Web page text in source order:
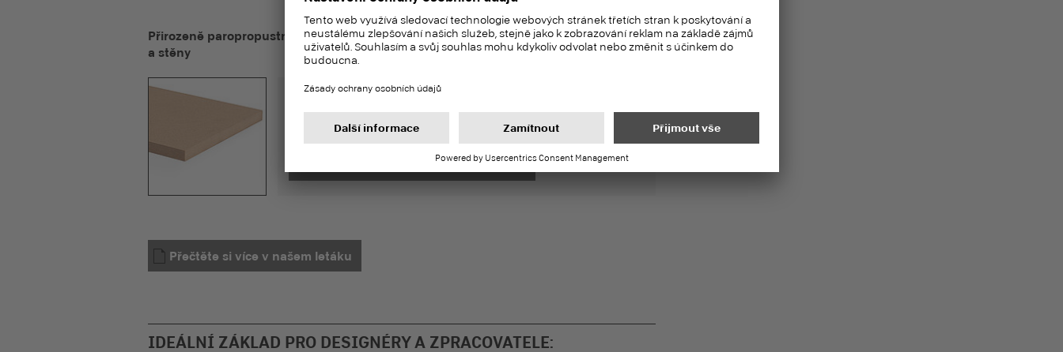
Přirozeně paropropustné: desky ze dřevovláknitých desek střední hustoty pro střechy
a stěny
StyleBoard MDF.RWH
Prodyšná, bez formaldehydu klížená vláknitá deska typu
MDF.RWH podle EN 622-5 jako podklad pro střechu a stěnu.
Dozvědět se víc o StyleBoard MDF.RWH
Přečtěte si více v našem letáku
IDEÁLNÍ ZÁKLAD PRO DESIGNÉRY A ZPRACOVATELE: